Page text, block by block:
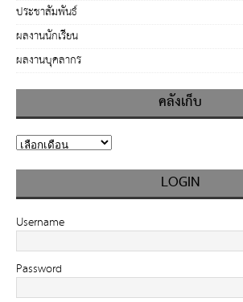
ประชาสัมพันธ์
ผลงานนักเรียน
ผลงานบุคลากร
คลังเก็บ
LOGIN
Username
Password